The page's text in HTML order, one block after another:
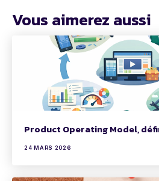
Vous aimerez aussi
Product Operating Model,
24 MARS 2026